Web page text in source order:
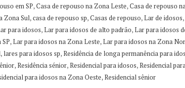
em SP,Casa de repouso na Zona Leste,Casa de repouso
Zona Sul,casa de repouso sp,Casas de repouso,Lar de idosos,
para idosos,Lar para idosos de alto padrão,Lar para idosos
,Lar para idosos na Zona Leste,Lar para idosos na Zona
, lares para idosos sp,Residência de longa permanência para
,Residência sénior,Residencial para idosos,Residencial
para idosos na Zona Oeste,Residencial sênior